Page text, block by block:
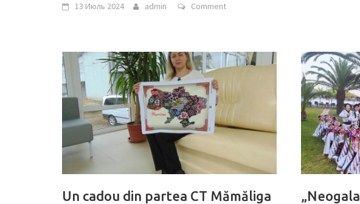
13 Июль 2024 admin Comment
Un cadou din partea CT Mămăliga